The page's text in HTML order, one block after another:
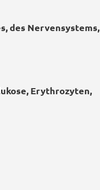
des Nervensystems,
Erythrozyten,